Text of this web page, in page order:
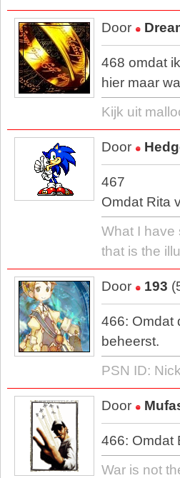
Door
468 omdat
hier maar
Kijk uit
Door
467
Omdat Rita
What I have
that is the
Door 193
466: Omdat
beheerst.
PSN ID:
Door
466: Omdat
War is not